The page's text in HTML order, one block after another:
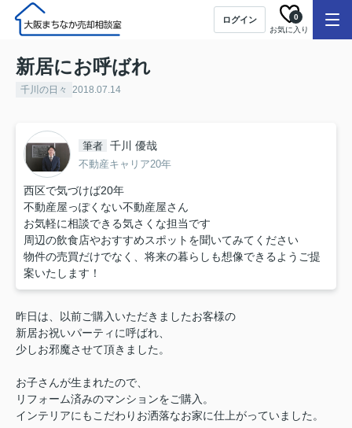
ログイン
お気に入り
0
新居にお呼ばれ
千川の日々 2018.07.14
筆者 千川 優哉
不動産キャリア20年
西区で気づけば20年
不動産屋っぽくない不動産屋さん
お気軽に相談できる気さくな担当です
周辺の飲食店やおすすめスポットを聞いてみてください
物件の売買だけでなく、将来の暮らしも想像できるようご提
案いたします！
昨日は、以前ご購入いただきましたお客様の
新居お祝いパーティに呼ばれ、
少しお邪魔させて頂きました。
お子さんが生まれたので、
リフォーム済みのマンションをご購入。
インテリアにもこだわりお洒落なお家に仕上がっていました。